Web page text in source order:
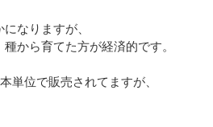
なりますが、
から育てた方が経済的です。
単位で販売されてますが、